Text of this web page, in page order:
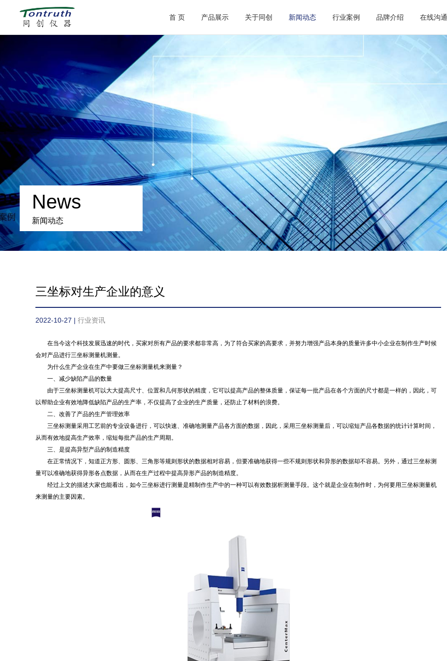
首 页 产品展示 关于同创 新闻动态 行业案例 品牌介绍 在线沟通
News
新闻动态
三坐标对生产企业的意义
2022-10-27 | 行业资讯
在当今这个科技发展迅速的时代，买家对所有产品的要求都非常高，为了符合买家的高要求，并努力增强产品本身的质量许多中小企业在制作生产时候
会对产品进行三坐标测量机测量。
为什么生产企业在生产中要做三坐标测量机来测量？
一、减少缺陷产品的数量
由于三坐标测量机可以大大提高尺寸、位置和几何形状的精度，它可以提高产品的整体质量，保证每一批产品在各个方面的尺寸都是一样的，因此，可
以帮助企业有效地降低缺陷产品的生产率，不仅提高了企业的生产质量，还防止了材料的浪费。
二、改善了产品的生产管理效率
三坐标测量采用工艺前的专业设备进行，可以快速、准确地测量产品各方面的数据，因此，采用三坐标测量后，可以缩短产品各数据的统计计算时间，
从而有效地提高生产效率，缩短每批产品的生产周期。
三、是提高异型产品的制造精度
在正常情况下，知道正方形、圆形、三角形等规则形状的数据相对容易，但要准确地获得一些不规则形状和异形的数据却不容易。另外，通过三坐标测
量可以准确地获得异形各点数据，从而在生产过程中提高异形产品的制造精度。
经过上文的描述大家也能看出，如今三坐标进行测量是精制作生产中的一种可以有效数据析测量手段。这个就是企业在制作时，为何要用三坐标测量机
来测量的主要因素。